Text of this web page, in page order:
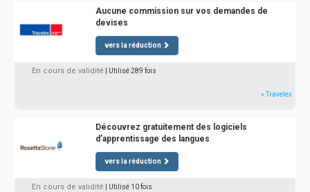
Aucune commission sur vos demandes de
devises
vers la réduction
En cours de validité | Utilisé 289 fois
» Travelex
Découvrez gratuitement des logiciels
d’apprentissage des langues
vers la réduction
En cours de validité | Utilisé 10 fois